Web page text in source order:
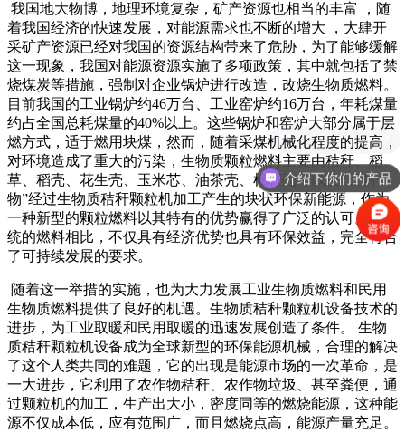
我国地大物博，地理环境复杂，矿产资源也相当的丰富 ，随
着我国经济的快速发展，对能源需求也不断的增大 ，大肆开
采矿产资源已经对我国的资源结构带来了危胁，为了能够缓解
这一现象，我国对能源资源实施了多项政策，其中就包括了禁
烧煤炭等措施，强制对企业锅炉进行改造，改烧生物质燃料。
目前我国的工业锅炉约46万台、工业窑炉约16万台，年耗煤量
约占全国总耗煤量的40%以上。这些锅炉和窑炉大部分属于层
燃方式，适于燃用块煤，然而，随着采煤机械化程度的提高，
对环境造成了重大的污染，生物质颗粒燃料主要由秸秆、稻
草、稻壳、花生壳、玉米芯、油茶壳、棉籽壳等以及“三剩
物”经过生物质秸秆颗粒机加工产生的块状环保新能源，作为
一种新型的颗粒燃料以其特有的优势赢得了广泛的认可。与传
统的燃料相比，不仅具有经济优势也具有环保效益，完全符合
了可持续发展的要求。
随着这一举措的实施，也为大力发展工业生物质燃料和民用
生物质燃料提供了良好的机遇。生物质秸秆颗粒机设备技术的
进步，为工业取暖和民用取暖的迅速发展创造了条件。 生物
质秸秆颗粒机设备成为全球新型的环保能源机械，合理的解决
了这个人类共同的难题，它的出现是能源市场的一次革命，是
一大进步，它利用了农作物秸秆、农作物垃圾、甚至粪便，通
过颗粒机的加工，生产出大小，密度同等的燃烧能源，这种能
源不仅成本低，应有范围广，而且燃烧点高，能源产量充足。
介绍下你们的产品
有优惠活动么？